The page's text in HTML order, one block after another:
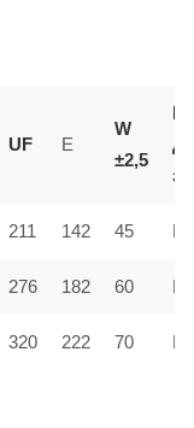
UF E
W
±2,5
211 142 45
276 182 60
320 222 70